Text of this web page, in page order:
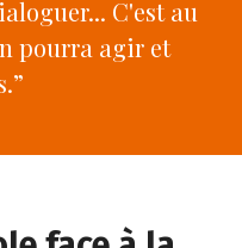
C'est au
pourra agir et